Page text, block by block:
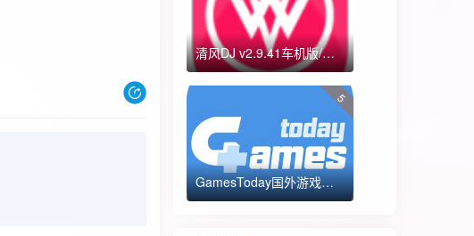
清风DJ v2.9.41车机版/手机版-全方位DJ舞曲
5
GamesToday国外游戏下载器 不需要T子